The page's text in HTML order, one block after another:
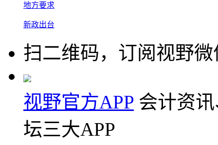
地方要求
新政出台
扫二维码，订阅视野
视野官方APP 会计资
坛三大APP